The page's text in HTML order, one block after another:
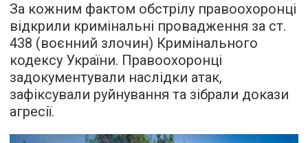
За кожним фактом обстрілу правоохоронці
відкрили кримінальні провадження за ст.
438 (воєнний злочин) Кримінального
кодексу України. Правоохоронці
задокументували наслідки атак,
зафіксували руйнування та зібрали докази
агресії.